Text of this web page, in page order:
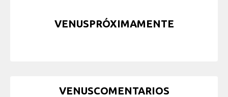
VENUSPRÓXIMAMENTE
VENUSCOMENTARIOS